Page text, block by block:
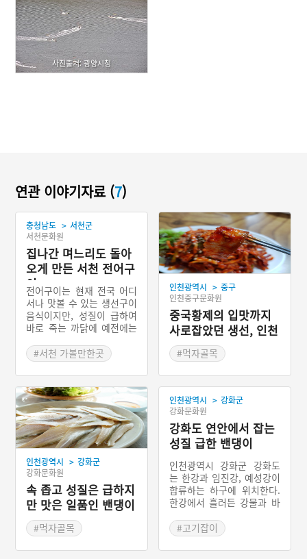
사진출처: 광양시청
연관 이야기자료 (7)
충청남도 > 서천군
서천문화원
집나간 며느리도 돌아
오게 만든 서천 전어구
이
전어구이는 현재 전국 어디
서나 맛볼 수 있는 생선구이
음식이지만, 성질이 급하여
바로 죽는 까닭에 예전에는
서는 소금에 절인 전어가 유
통되었다. 서천 전어구이는
충청남도 서해안 바다에서
잡은 싱싱한 전어를 바로 손
질하여 석쇠에 얹고 소금을
뿌려가며 구운 충청남도 서
천군의 향토음식이다. 예로
부터 충청남도 서천군 서면
홍원항은 서해안 전어의 산
지로서, 경상남도 사천시,
전라남도 광양시와 더불어
우리나라 전어 잡이의 대표
적인 중심지이다.
#서천 가볼만한곳
#서천 향토음식
인천광역시 > 중구
인천중구문화원
중국황제의 입맛까지
사로잡았던 생선, 인천
밴댕이회무침
#먹자골목
인천광역시 > 강화군
강화문화원
속 좁고 성질은 급하지
만 맛은 일품인 밴댕이
회#먹자골목
인천광역시 > 강화군
강화문화원
강화도 연안에서 잡는
성질 급한 밴댕이
인천광역시 강화군 강화도
는 한강과 임진강, 예성강이
합류하는 하구에 위치한다.
한강에서 흘러든 강물과 바
아 젓새우가 많이 난다. 젓
새우를 먹이로 먹는 숭어,
밴댕이, 정어 등이 많이 모
#고기잡이